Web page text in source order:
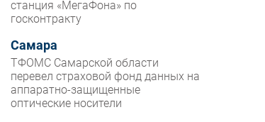
IT класс
Тестовый стенд
Каталог компаний
станция «МегаФона» по
госконтракту
Самара
ТФОМС Самарской области
перевел страховой фонд данных на
аппаратно-защищенные
оптические носители